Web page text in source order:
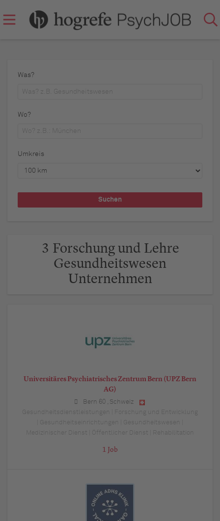
Was?
Wo?
Umkreis
3 Forschung und Lehre
Gesundheitswesen
Unternehmen
Universitäres Psychiatrisches Zentrum Bern (UPZ Bern
AG)
Bern 60, Schweiz
Gesundheitsdienstleistungen | Forschung und Entwicklung
| Gesundheitseinrichtungen | Gesundheitswesen |
Medizinischer Dienst | Öffentlicher Dienst | Rehabilitation
1 Job